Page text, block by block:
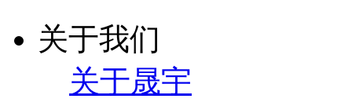
关于我们
关于晟宇